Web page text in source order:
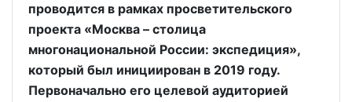
проводится в рамках просветительского
проекта «Москва – столица
многонациональной России: экспедиция»,
который был инициирован в 2019 году.
Первоначально его целевой аудиторией